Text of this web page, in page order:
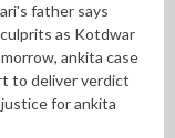
father says
as Kotdwar
, ankita case
to deliver verdict
justice for ankita